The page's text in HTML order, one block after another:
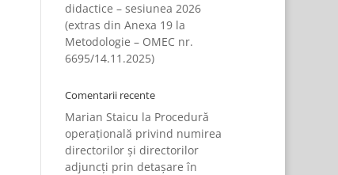
didactice – sesiunea 2026
(extras din Anexa 19 la
Metodologie – OMEC nr.
6695/14.11.2025)
Comentarii recente
Marian Staicu la Procedură
operațională privind numirea
directorilor și directorilor
adjuncți prin detașare în